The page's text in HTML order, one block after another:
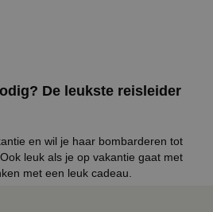
De leukste reisleider
en wil je haar bombarderen tot
leuk als je op vakantie gaat met
met een leuk cadeau.